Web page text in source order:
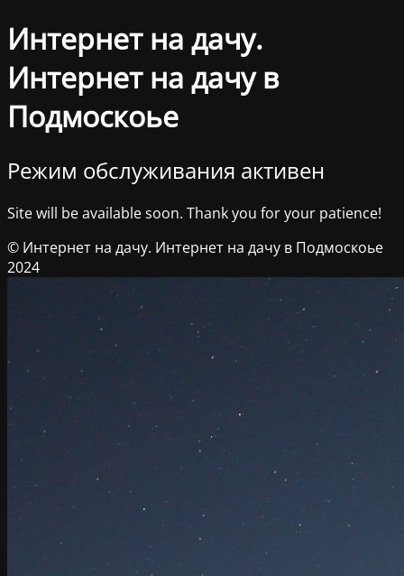
Интернет на дачу.
Интернет на дачу в
Подмоскоье
Режим обслуживания активен
Site will be available soon. Thank you for your patience!
© Интернет на дачу. Интернет на дачу в Подмоскоье
2024